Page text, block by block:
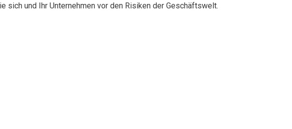
sich und Ihr Unternehmen vor den Risiken der Geschäftswelt.